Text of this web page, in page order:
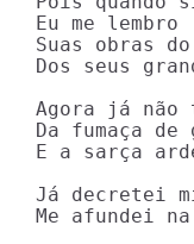
Eu me lembro
Suas obras
Dos seus
Agora já não
Da fumaça
E a sarça
Já decretei
Me afundei